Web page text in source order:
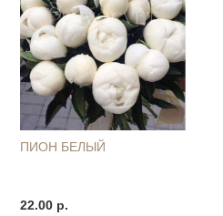
ПИОН БЕЛЫЙ
22.00 р.